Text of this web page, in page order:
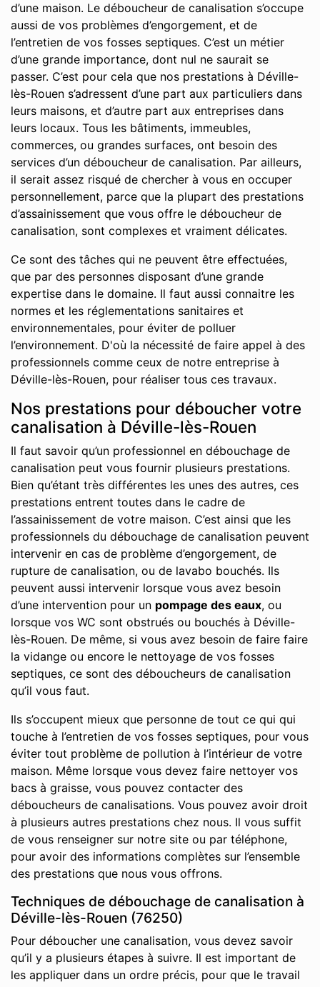
d’une maison. Le déboucheur de canalisation s’occupe
aussi de vos problèmes d’engorgement, et de
l’entretien de vos fosses septiques. C’est un métier
d’une grande importance, dont nul ne saurait se
passer. C’est pour cela que nos prestations à Déville-
lès-Rouen s’adressent d’une part aux particuliers dans
leurs maisons, et d’autre part aux entreprises dans
leurs locaux. Tous les bâtiments, immeubles,
commerces, ou grandes surfaces, ont besoin des
services d’un déboucheur de canalisation. Par ailleurs,
il serait assez risqué de chercher à vous en occuper
personnellement, parce que la plupart des prestations
d’assainissement que vous offre le déboucheur de
canalisation, sont complexes et vraiment délicates.
Ce sont des tâches qui ne peuvent être effectuées,
que par des personnes disposant d’une grande
expertise dans le domaine. Il faut aussi connaitre les
normes et les réglementations sanitaires et
environnementales, pour éviter de polluer
l’environnement. D'où la nécessité de faire appel à des
professionnels comme ceux de notre entreprise à
Déville-lès-Rouen, pour réaliser tous ces travaux.
Nos prestations pour déboucher votre
canalisation à Déville-lès-Rouen
Il faut savoir qu’un professionnel en débouchage de
canalisation peut vous fournir plusieurs prestations.
Bien qu’étant très différentes les unes des autres, ces
prestations entrent toutes dans le cadre de
l’assainissement de votre maison. C’est ainsi que les
professionnels du débouchage de canalisation peuvent
intervenir en cas de problème d’engorgement, de
rupture de canalisation, ou de lavabo bouchés. Ils
peuvent aussi intervenir lorsque vous avez besoin
d’une intervention pour un pompage des eaux, ou
lorsque vos WC sont obstrués ou bouchés à Déville-
lès-Rouen. De même, si vous avez besoin de faire faire
la vidange ou encore le nettoyage de vos fosses
septiques, ce sont des déboucheurs de canalisation
qu’il vous faut.
Ils s’occupent mieux que personne de tout ce qui qui
touche à l’entretien de vos fosses septiques, pour vous
éviter tout problème de pollution à l’intérieur de votre
maison. Même lorsque vous devez faire nettoyer vos
bacs à graisse, vous pouvez contacter des
déboucheurs de canalisations. Vous pouvez avoir droit
à plusieurs autres prestations chez nous. Il vous suffit
de vous renseigner sur notre site ou par téléphone,
pour avoir des informations complètes sur l’ensemble
des prestations que nous vous offrons.
Techniques de débouchage de canalisation à
Déville-lès-Rouen (76250)
Pour déboucher une canalisation, vous devez savoir
qu’il y a plusieurs étapes à suivre. Il est important de
les appliquer dans un ordre précis, pour que le travail